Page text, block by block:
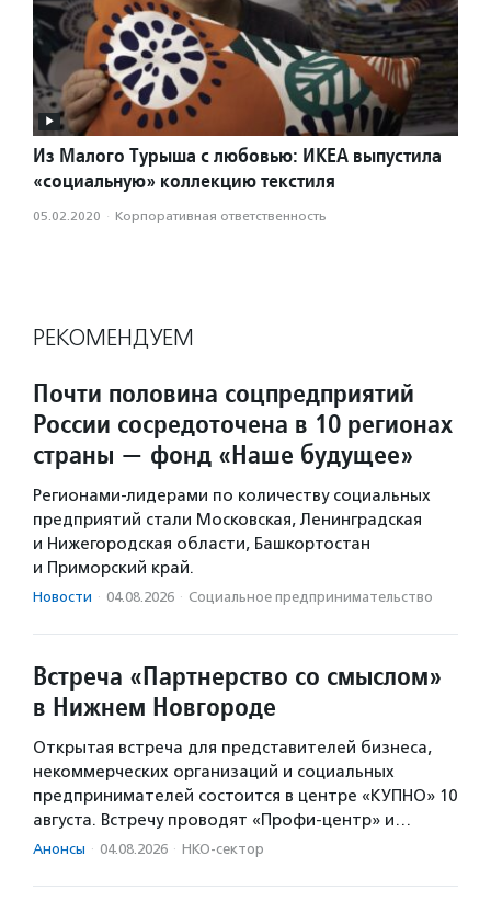
Из Малого Турыша с любовью: ИКЕА выпустила
«социальную» коллекцию текстиля
05.02.2020 · Корпоративная ответственность
РЕКОМЕНДУЕМ
Почти половина соцпредприятий
России сосредоточена в 10 регионах
страны — фонд «Наше будущее»
Регионами-лидерами по количеству социальных
предприятий стали Московская, Ленинградская
и Нижегородская области, Башкортостан
и Приморский край.
Новости · 04.08.2026 · Социальное предпри­нима­тель­ство
Встреча «Партнерство со смыслом»
в Нижнем Новгороде
Открытая встреча для представителей бизнеса,
некоммерческих организаций и социальных
предпринимателей состоится в центре «КУПНО» 10
августа. Встречу проводят «Профи-центр» и…
Анонсы · 04.08.2026 · НКО-сектор